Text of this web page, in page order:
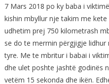
7 Mars 2018 po ky baba i
kishin mbyllur nje takim me
udhetim prej 750 kilometrash
se do te merrnin përgjigje
tyre. Me te mbritur i babai i
dhe ulet poshte jashtë godinës
vetëm 15 sekonda dhe ikën.